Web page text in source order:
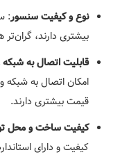
نوع و کیفیت سنسور:
بیشتری دارند،
قابلیت اتصال به شبکه
امکان اتصال به شبکه و
قیمت بیشتری دارند.
کیفیت ساخت و محل